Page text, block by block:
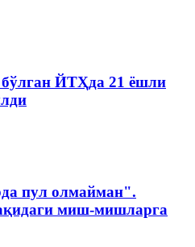
бўлган ЙТҲда 21 ёшли
пул олмайман".
миш-мишларга